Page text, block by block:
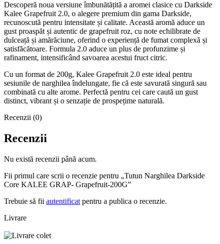
Descoperă noua versiune îmbunătățită a aromei clasice cu Darkside
Kalee Grapefruit 2.0, o alegere premium din gama Darkside,
recunoscută pentru intensitate și calitate. Această aromă aduce un
gust proaspăt și autentic de grapefruit roz, cu note echilibrate de
dulceață și amărăciune, oferind o experiență de fumat complexă și
satisfăcătoare. Formula 2.0 aduce un plus de profunzime și
rafinament, intensificând savoarea acestui fruct citric.
Cu un format de 200g, Kalee Grapefruit 2.0 este ideal pentru
sesiunile de narghilea îndelungate, fie că este savurată singură sau
combinată cu alte arome. Perfectă pentru cei care caută un gust
distinct, vibrant și o senzație de prospețime naturală.
Recenzii (0)
Recenzii
Nu există recenzii până acum.
Fii primul care scrii o recenzie pentru „Tutun Narghilea Darkside
Core KALEE GRAP- Grapefruit-200G”
Trebuie să fii autentificat pentru a publica o recenzie.
Livrare